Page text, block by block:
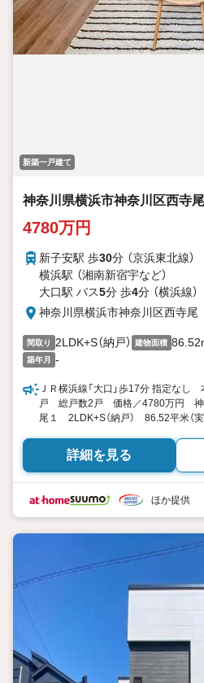
新築一戸建て
神奈川県横浜市神奈川区西寺尾
4780万円
新子安駅 歩30分 （京浜東北線）
横浜駅 （湘南新宿宇など）
大口駅 バス5分 歩4分 （横浜線）
神奈川県横浜市神奈川区西寺尾
間取り 2LDK+S（納戸） 建物面積
築年月 -
ＪＲ横浜線「大口」歩17分 指定な
戸 総戸数2戸 価格／4780万円 神
尾１ 2LDK+S（納戸） 86.52平米（
詳細を見る
ほか提供